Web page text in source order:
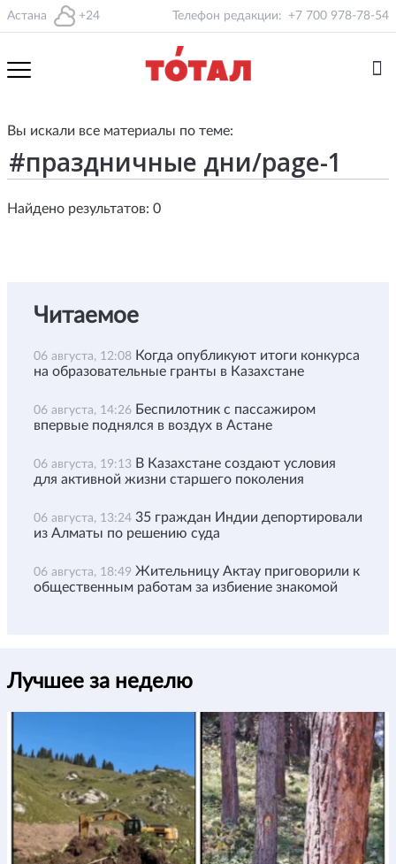
Астана +24 Телефон редакции: +7 700 978-78-54
Вы искали все материалы по теме:
Найдено результатов: 0
Читаемое
06 августа, 12:08 Когда опубликуют итоги конкурса
на образовательные гранты в Казахстане
06 августа, 14:26 Беспилотник с пассажиром
впервые поднялся в воздух в Астане
06 августа, 19:13 В Казахстане создают условия
для активной жизни старшего поколения
06 августа, 13:24 35 граждан Индии депортировали
из Алматы по решению суда
06 августа, 18:49 Жительницу Актау приговорили к
общественным работам за избиение знакомой
Лучшее за неделю